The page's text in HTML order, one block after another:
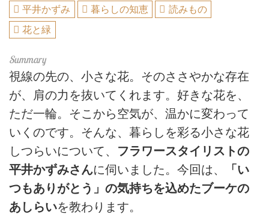
平井かずみ 暮らしの知恵
読みもの
花と緑
視線の先の、小さな花。そのささやかな存在
が、肩の力を抜いてくれます。好きな花を、
ただ一輪。そこから空気が、温かに変わって
いくのです。そんな、暮らしを彩る小さな花
しつらいについて、 フラワースタイリストの
平井かずみさんに伺いました。今回は、
「い
つもありがとう」の気持ちを込めたブーケの
あしらいを教わります。